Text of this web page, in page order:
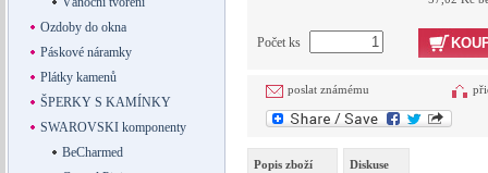
Ozdoby do okna
Páskové náramky
Plátky kamenů
ŠPERKY S KAMÍNKY
SWAROVSKI komponenty
BeCharmed
Počet ks
poslat známému
Popis zboží Diskuse